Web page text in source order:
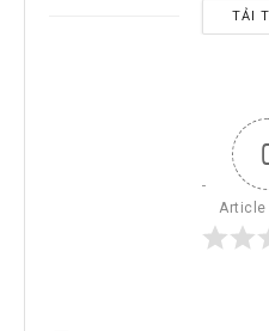
TẢI
Article